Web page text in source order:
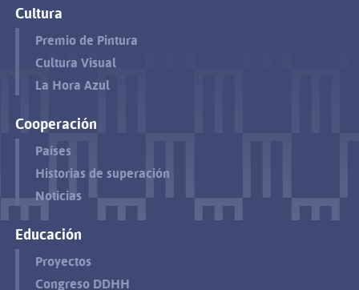
Cultura
Premio de Pintura
Cultura Visual
La Hora Azul
Cooperación
Países
Historias de superación
Noticias
Educación
Proyectos
Congreso DDHH